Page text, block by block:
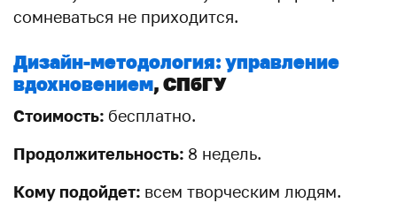
сомневаться не приходится.
Дизайн-методология: управление
вдохновением, СПбГУ
Стоимость: бесплатно.
Продолжительность: 8 недель.
Кому подойдет: всем творческим людям.